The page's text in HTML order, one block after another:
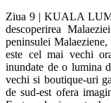
Ziua 9 | KUALA
descoperirea
peninsulei
este cel mai vechi
inundate de o lumina
vechi si boutique-uri
de sud-est ofera